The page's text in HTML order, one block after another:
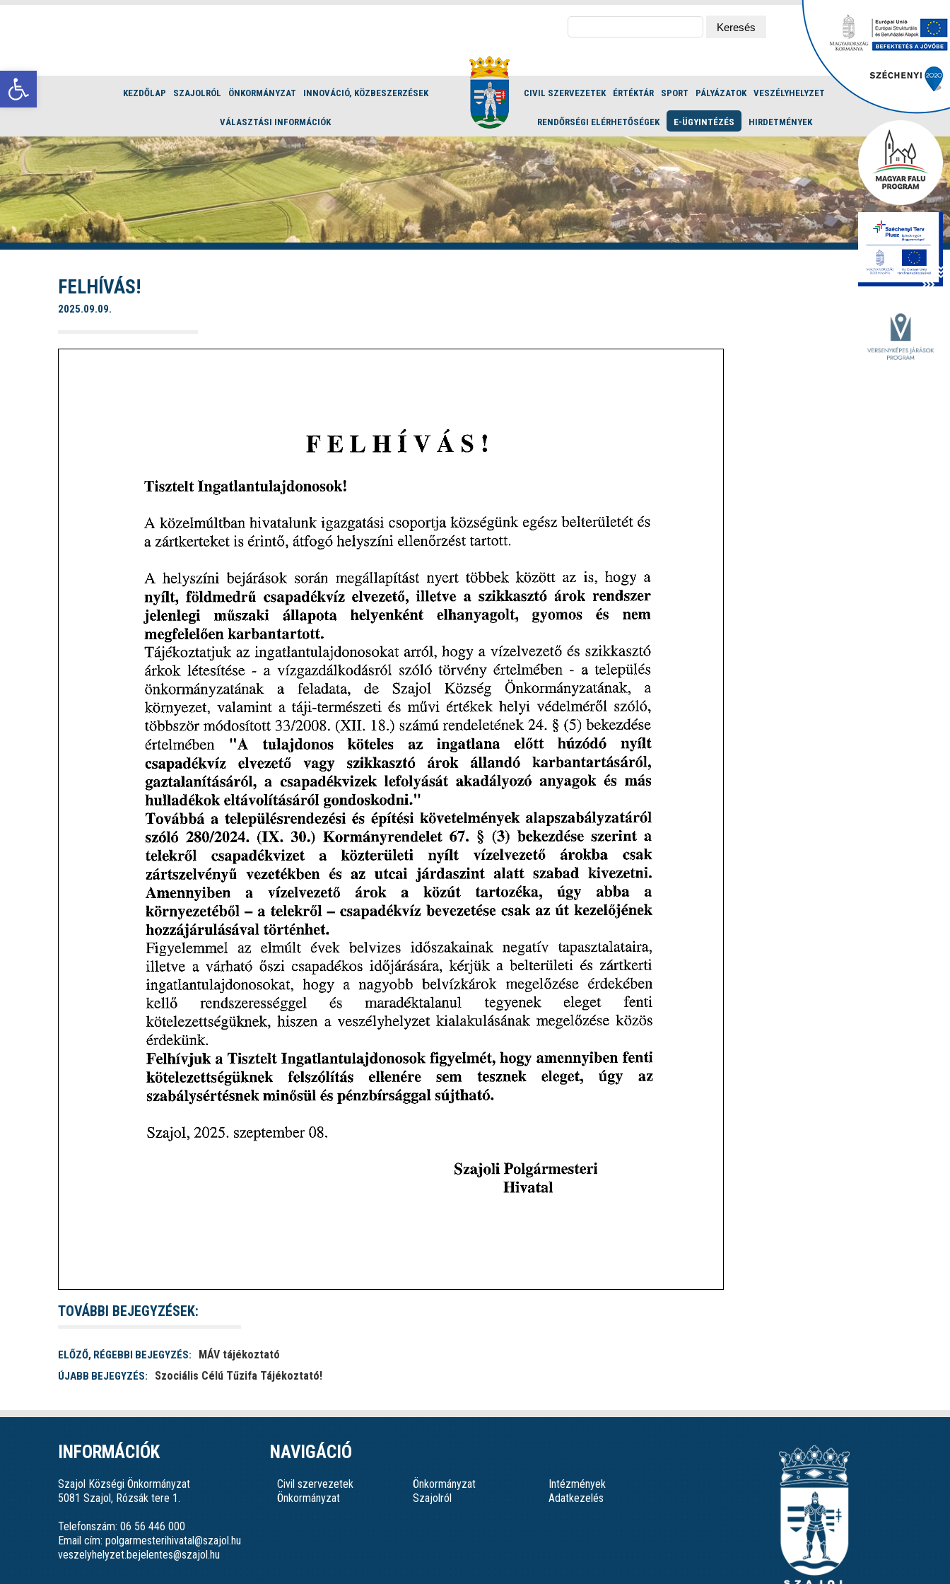
Eszköztár megnyitása
Keresés:
KEZDŐLAP SZAJOLRÓL ÖNKORMÁNYZAT INNOVÁCIÓ, KÖZBESZERZÉSEK
VÁLASZTÁSI INFORMÁCIÓK
CIVIL SZERVEZETEK ÉRTÉKTÁR SPORT PÁLYÁZATOK VESZÉLYHELYZET
RENDŐRSÉGI ELÉRHETŐSÉGEK E-ÜGYINTÉZÉS HIRDETMÉNYEK
FELHÍVÁS!
2025.09.09.
TOVÁBBI BEJEGYZÉSEK:
ELŐZŐ, RÉGEBBI BEJEGYZÉS: MÁV tájékoztató
ÚJABB BEJEGYZÉS: Szociális Célú Tűzifa Tájékoztató!
INFORMÁCIÓK
Szajol Községi Önkormányzat
5081 Szajol, Rózsák tere 1.
Telefonszám: 06 56 446 000
Email cím: polgarmesterihivatal@szajol.hu
veszelyhelyzet.bejelentes@szajol.hu
NAVIGÁCIÓ
Civil szervezetek
Önkormányzat
Önkormányzat
Szajolról
Intézmények
Adatkezelés